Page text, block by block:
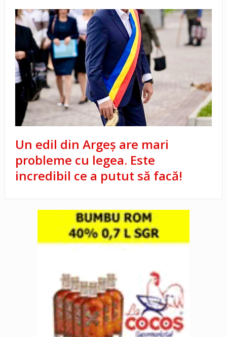
Un edil din Argeș are mari
probleme cu legea. Este
incredibil ce a putut să facă!